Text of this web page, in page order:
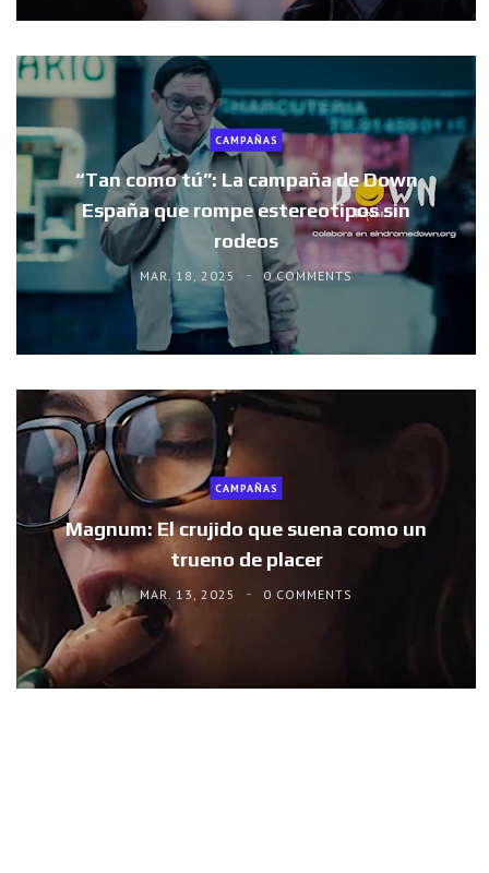
CAMPAÑAS
“Tan como tú”: La campaña de Down
España que rompe estereotipos sin
rodeos
MAR. 18, 2025 0 COMMENTS
CAMPAÑAS
Magnum: El crujido que suena como un
trueno de placer
MAR. 13, 2025 0 COMMENTS